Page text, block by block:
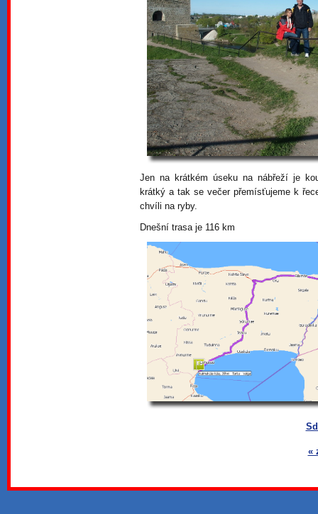
Jen na krátkém úseku na nábřeží je
krátký a tak se večer přemísťujeme k
chvíli na ryby.
Dnešní trasa je 116 km
«